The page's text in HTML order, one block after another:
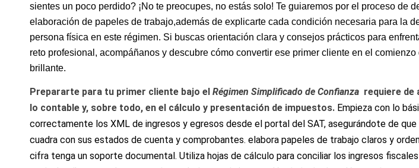
sientes un poco‌ perdido? ¡No te preocupes, no estás⁣ solo! Te guiaremos por el ‌proceso de
elaboración de papeles de ⁣trabajo,además‍ de explicarte cada condición necesaria para ​la
persona física en este ‍régimen.⁣ Si⁤ buscas orientación ⁣clara y consejos prácticos para
reto profesional, acompáñanos ​y descubre cómo ⁣convertir ese primer cliente en el comienzo
brillante.
Prepararte‍ para tu primer cliente ‍bajo el Régimen Simplificado de Confianza
requiere
lo contable y, sobre todo, en el cálculo y ‌presentación ⁤de impuestos. ⁤Empieza con⁤ lo
correctamente los XML de ingresos‌ y egresos desde el portal del SAT, asegurándote de
cuadra con ⁣sus estados ⁣de cuenta ‌y comprobantes. elabora papeles de trabajo claros y
cifra ‍tenga ​un soporte documental. Utiliza hojas‌ de cálculo para⁤ conciliar ⁣los ingresos